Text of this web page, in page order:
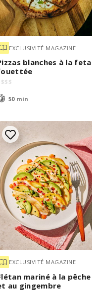
EXCLUSIVITÉ MAGAZINE
blanches à la feta
$$ $
50 min
EXCLUSIVITÉ MAGAZINE
mariné à la pêche
au gingembre